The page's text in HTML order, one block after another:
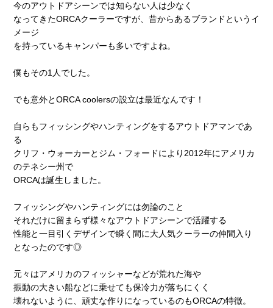
今のアウトドアシーンでは知らない人は少なく
なってきたORCAクーラーですが、昔からあるブランドというイ
メージ
を持っているキャンパーも多いですよね。
僕もその1人でした。
でも意外とORCA coolersの設立は最近なんです！
自らもフィッシングやハンティングをするアウトドアマンであ
る
クリフ・ウォーカーとジム・フォードにより2012年にアメリカ
のテネシー州で
ORCAは誕生しました。
フィッシングやハンティングには勿論のこと
それだけに留まらず様々なアウトドアシーンで活躍する
性能と一目引くデザインで瞬く間に大人気クーラーの仲間入り
となったのです◎
元々はアメリカのフィッシャーなどが荒れた海や
振動の大きい船などに乗せても保冷力が落ちにくく
壊れないように、頑丈な作りになっているのもORCAの特徴。